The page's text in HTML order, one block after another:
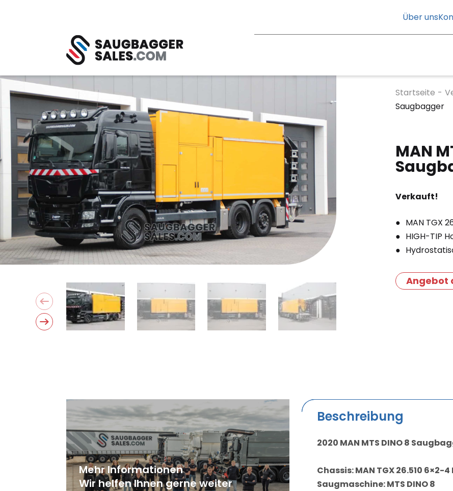
Über uns
Startseite -
Saugbagger
MAN
Verkauft!
MAN TGX
HIGH-TIP
Angebot
Mehr Informationen
Wir helfen Ihnen gerne weiter
Beschreibung
2020 MAN MTS DINO 8
Chassis: MAN TGX 26.510 6×2-4
Saugmaschine: MTS DINO 8